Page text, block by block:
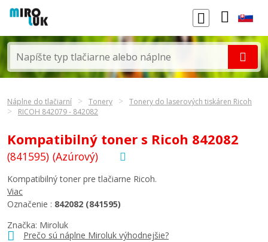
Náplne do tlačiarní Tonery
Tonery do laserových tiskáren Ricoh
RICOH 842079 - 842082
Kompatibilný toner s Ricoh 842082
(841595) (Azúrový)
Značka: Miroluk
Prečo sú náplne Miroluk výhodnejšie?
Kompatibilný toner pre tlačiarne Ricoh.
Viac
Označenie : 842082 (841595)